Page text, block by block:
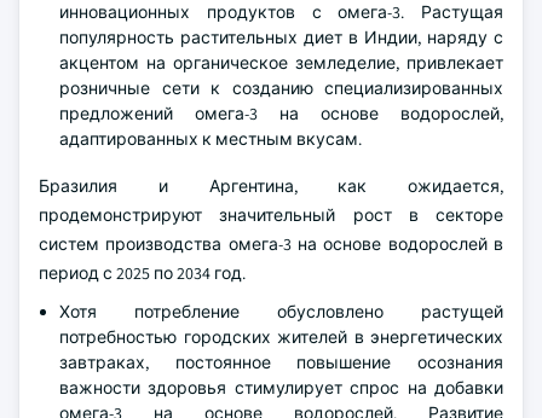
инновационных продуктов с омега-3. Растущая
популярность растительных диет в Индии, наряду с
акцентом на органическое земледелие, привлекает
розничные сети к созданию специализированных
предложений омега-3 на основе водорослей,
адаптированных к местным вкусам.
Бразилия и Аргентина, как ожидается,
продемонстрируют значительный рост в секторе
систем производства омега-3 на основе водорослей в
период с 2025 по 2034 год.
Хотя потребление обусловлено растущей
потребностью городских жителей в энергетических
завтраках, постоянное повышение осознания
важности здоровья стимулирует спрос на добавки
омега-3 на основе водорослей. Развитие